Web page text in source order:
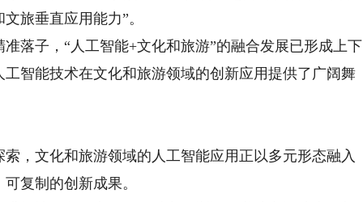
旅垂直应用能力”。
子，“人工智能+文化和旅游”的融合发展已形成上下
智能技术在文化和旅游领域的创新应用提供了广阔舞
文化和旅游领域的人工智能应用正以多元形态融入
复制的创新成果。